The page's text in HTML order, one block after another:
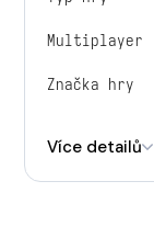
Multiplayer
Značka hry
Více detailů